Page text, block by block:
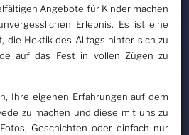
Angebote für Kinder machen
Erlebnis. Es ist eine
die Hektik des Alltags hinter sich zu
auf das Fest in vollen Zügen zu
Ihre eigenen Erfahrungen auf dem
zu machen und diese mit uns zu
Geschichten oder einfach nur